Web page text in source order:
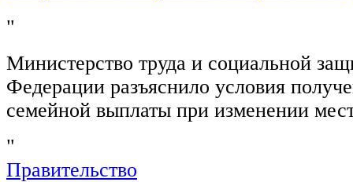
"
Министерство труда и социальной
Федерации разъяснило условия
семейной выплаты при изменении
"
Правительство